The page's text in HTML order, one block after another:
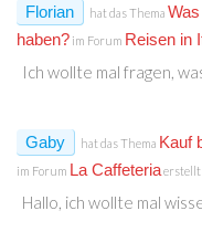
Florian hat das Thema
haben? im Forum Reisen in
Ich wollte mal fragen,
Gaby hat das Thema Kauf
im Forum La Caffeteriaerstellt
Hallo, ich wollte mal